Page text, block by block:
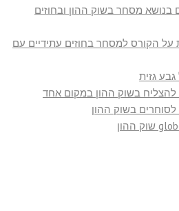
מסחר בשוק ההון ובחוזים
על הקורס למסחר בחוזים עתידיים עם
גזית
בשוק ההון במקום אחד
לסוחרים בשוק ההון